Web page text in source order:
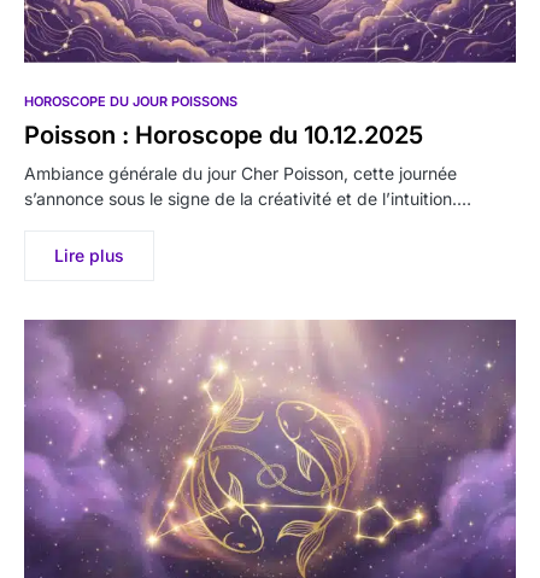
HOROSCOPE DU JOUR POISSONS
Poisson : Horoscope du 10.12.2025
Ambiance générale du jour Cher Poisson, cette journée
s’annonce sous le signe de la créativité et de l’intuition.…
Lire plus